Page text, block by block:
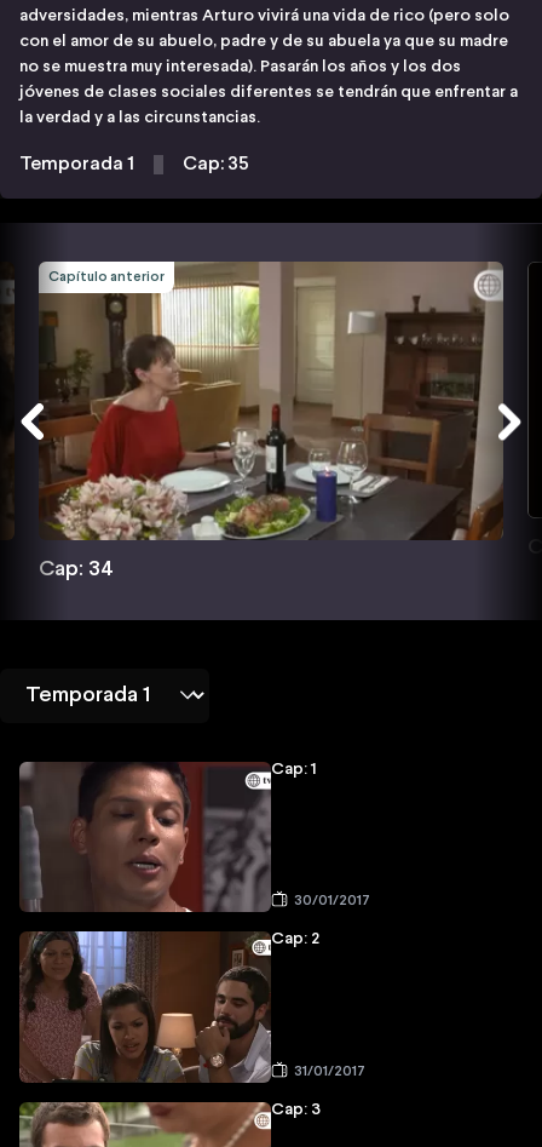
adversidades, mientras Arturo vivirá una vida de rico (pero solo
con el amor de su abuelo, padre y de su abuela ya que su madre
no se muestra muy interesada). Pasarán los años y los dos
jóvenes de clases sociales diferentes se tendrán que enfrentar a
la verdad y a las circunstancias.
Temporada 1 Cap: 35
Capítulo anterior
Cap: 34
Cap: 1
30/01/2017
Cap: 2
31/01/2017
Cap: 3